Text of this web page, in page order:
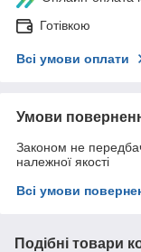
Готівкою
Всі умови оплати
Умови
Законом не
належної якості
Всі умови
Подібні товари